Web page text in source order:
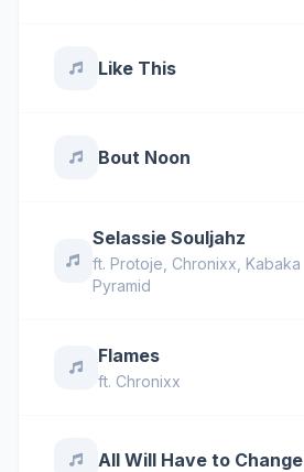
Like This
Bout Noon
Selassie Souljahz
ft. Protoje Chronixx Kabaka
Pyramid
Flames
ft. Chronixx
All Will Have to Change